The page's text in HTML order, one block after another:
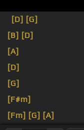
[D] [G]
[B] [D]
[A]
[D]
[G]
[F#m]
[Fm] [G] [A]